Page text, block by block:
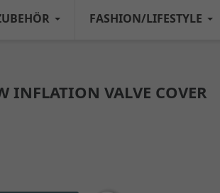
FASHION/LIFESTYLE
INFLATION VALVE COVER